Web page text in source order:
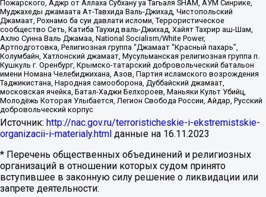
Пожарского, Аджр от Аллаха Субхану уа Тагьаля SHAM, АУМ Синрике,
Муджахеды джамаата Ат-Тавхида Валь-Джихад, Чистопольский
Джамаат, Рохнамо ба суи давлати исломи, Террористическое
сообщество Сеть, Катиба Таухид валь-Джихад, Хайят Тахрир аш-Шам,
Ахлю Сунна Валь Джамаа, National Socialism/White Power,
Артподготовка, Религиозная группа “Джамаат “Красный пахарь”,
Колумбайн, Хатлонский джамаат, Мусульманская религиозная группа п.
Кушкуль г. Оренбург, Крымско-татарский добровольческий батальон
имени Номана Челебиджихана, Азов, Партия исламского возрождения
Таджикистана, Народная самооборона, Дуббайский джамаат,
московская ячейка, Батал-Хаджи Белхороев, Маньяки Культ Убийц,
Молодёжь Которая Улыбается, Легион Свобода России, Айдар, Русский
добровольческий корпус
Источник: http://nac.gov.ru/terroristicheskie-i-ekstremistskie-
organizacii-i-materialy.html данные на 16.11.2023
* Перечень общественных объединений и религиозных
организаций в отношении которых судом принято
вступившее в законную силу решение о ликвидации или
запрете деятельности: